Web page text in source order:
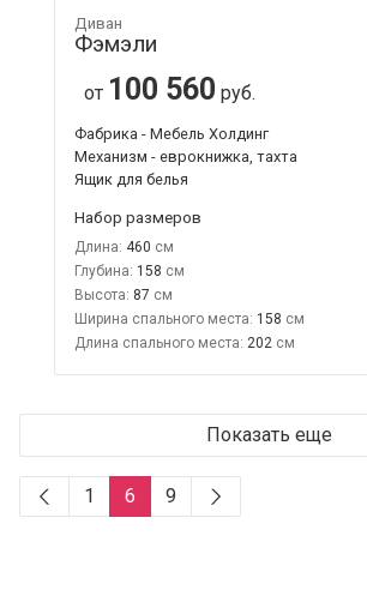
Диван
Фэмэли
от 100 560 руб.
Фабрика - Мебель Холдинг
Механизм - еврокнижка, тахта
Ящик для белья
Набор размеров
Длина: 460
Глубина: 158
Высота: 87
Ширина спального места: 158
Длина спального места: 202
Показать еще
1 6 9